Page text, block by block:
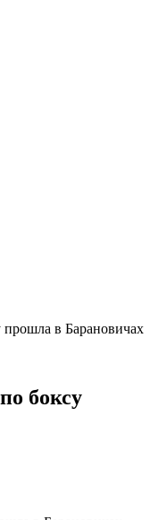
прошла в Барановичах
боксу